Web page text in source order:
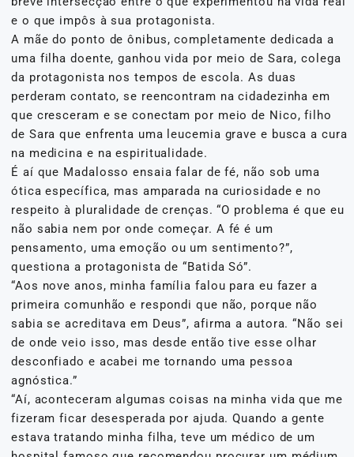
e o que impôs à sua protagonista.
A mãe do ponto de ônibus, completamente dedicada a
uma filha doente, ganhou vida por meio de Sara, colega
da protagonista nos tempos de escola. As duas
perderam contato, se reencontram na cidadezinha em
que cresceram e se conectam por meio de Nico, filho
de Sara que enfrenta uma leucemia grave e busca a cura
na medicina e na espiritualidade.
É aí que Madalosso ensaia falar de fé, não sob uma
ótica específica, mas amparada na curiosidade e no
respeito à pluralidade de crenças. “O problema é que eu
não sabia nem por onde começar. A fé é um
pensamento, uma emoção ou um sentimento?”,
questiona a protagonista de “Batida Só”.
“Aos nove anos, minha família falou para eu fazer a
primeira comunhão e respondi que não, porque não
sabia se acreditava em Deus”, afirma a autora. “Não sei
de onde veio isso, mas desde então tive esse olhar
desconfiado e acabei me tornando uma pessoa
agnóstica.”
“Aí, aconteceram algumas coisas na minha vida que me
fizeram ficar desesperada por ajuda. Quando a gente
estava tratando minha filha, teve um médico de um